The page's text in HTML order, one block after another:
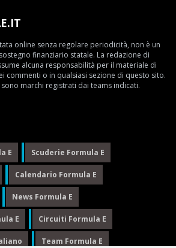
online senza regolare periodicità, non è un
finanziario statale. La redazione di
alcuna responsabilità per il materiale di
commenti o in qualsiasi sezione di questo sito.
marchi registrati dai teams indicati.
E Scuderie Formula E
Calendario Formula E
News Formula E
E Circuiti Formula E
Team Formula E